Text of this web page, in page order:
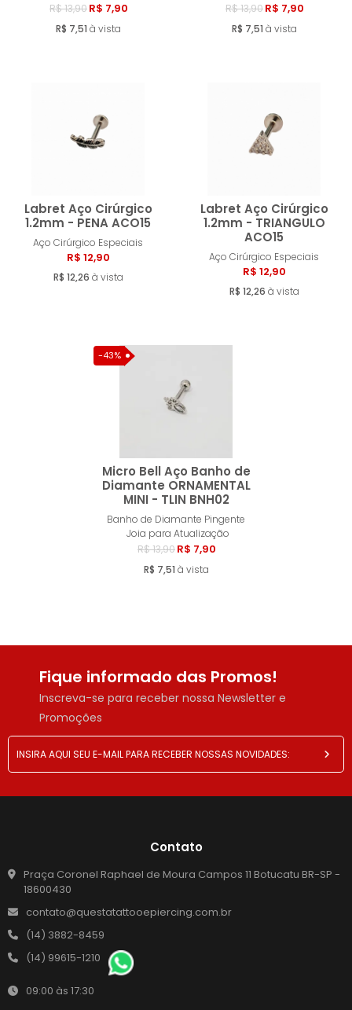
R$ 13,90R$ 7,90
R$ 7,51 à vista
R$ 13,90R$ 7,90
R$ 7,51 à vista
Labret Aço Cirúrgico
1.2mm - PENA ACO15
Aço Cirúrgico Especiais
R$ 12,90
R$ 12,26 à vista
Comprar
Labret Aço Cirúrgico
1.2mm - TRIANGULO
ACO15
Aço Cirúrgico Especiais
R$ 12,90
R$ 12,26 à vista
-43%
Micro Bell Aço Banho de
Diamante ORNAMENTAL
MINI - TLIN BNH02
Banho de Diamante Pingente
Joia para Atualização
R$ 13,90R$ 7,90
R$ 7,51 à vista
Comprar
Fique informado das Promos!
Inscreva-se para receber nossa Newsletter e
Promoções
Contato
Praça Coronel Raphael de Moura Campos 11 Botucatu BR-SP -
18600430
contato@questatattooepiercing.com.br
(14) 3882-8459
(14) 99615-1210
09:00 às 17:30